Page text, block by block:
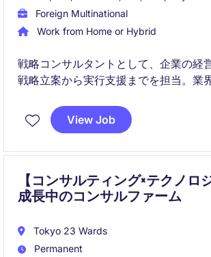
Foreign Multinational
Work from Home or Hybrid
戦略コンサルタントとして、企業の経
戦略立案から実行支援までを担当。業
核課題に深く関与できるポジションです
View Job
【コンサルティング×テクノロ
成長中のコンサルファーム
Tokyo 23 Wards
Permanent